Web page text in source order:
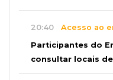
20:40 Acesso ao
Participantes do
consultar locais